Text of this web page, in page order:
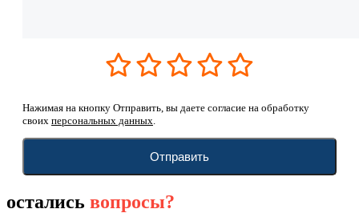
Нажимая на кнопку Отправить, вы даете согласие на обработку
своих персональных данных.
Отправить
остались вопросы?